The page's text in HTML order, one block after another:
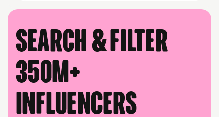
Search & filter
350M+
influencers